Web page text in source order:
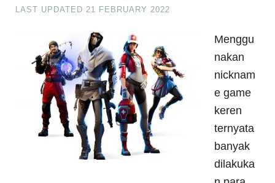
LAST UPDATED 21 FEBRUARY 2022
Menggu
nakan
nicknam
e game
keren
ternyata
banyak
dilakuka